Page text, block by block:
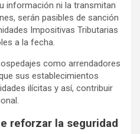
información ni la transmitan
serán pasibles de sanción
Impositivas Tributarias
a la fecha.
como arrendadores
sus establecimientos
ilícitas y así, contribuir
reforzar la seguridad